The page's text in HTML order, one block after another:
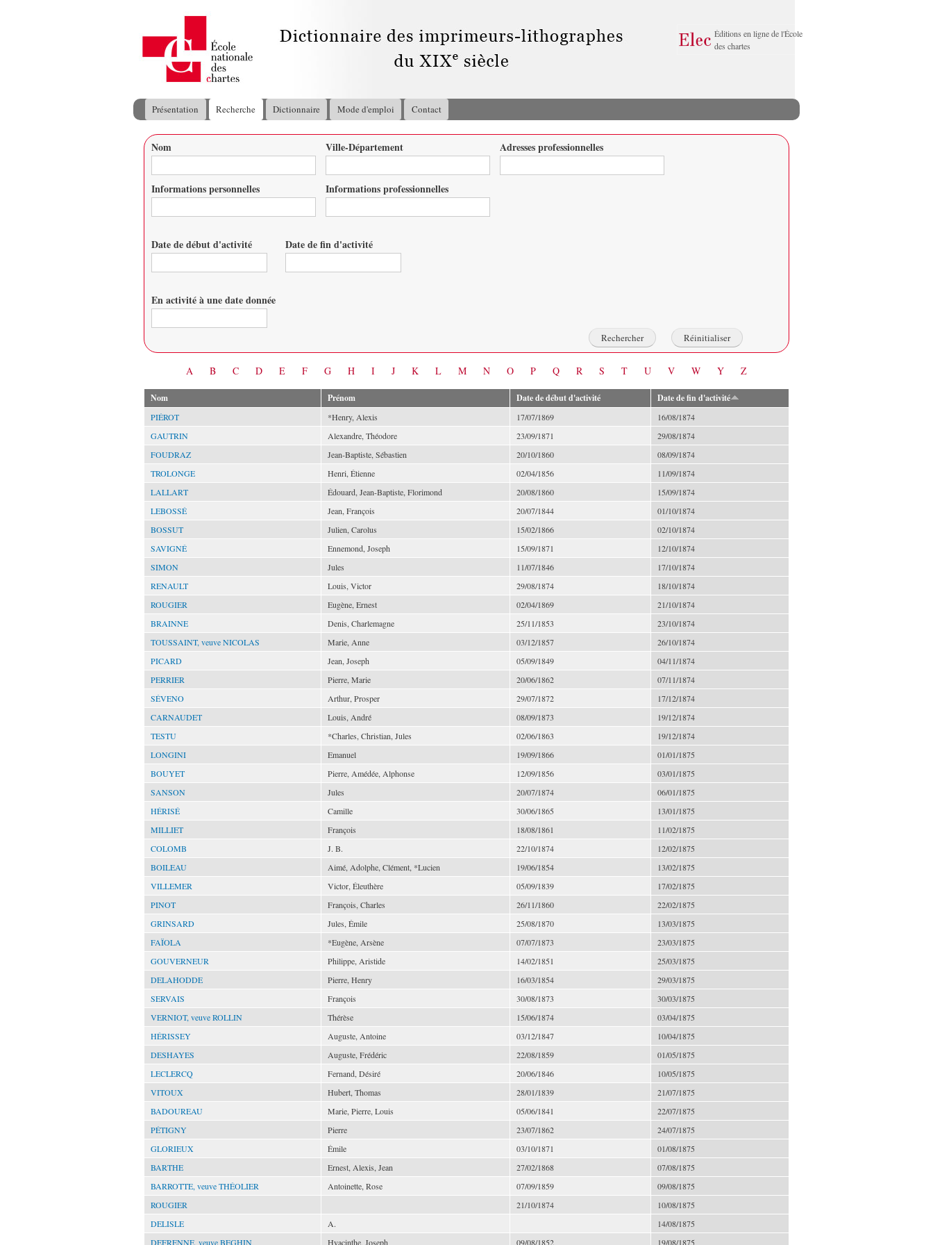
principal
Éditions en ligne de l'École
des chartes
Menu principal
Présentation Recherche Dictionnaire Mode d'emploi Contact
Vous êtes ici
Nom Ville-Département Adresses professionnelles
Informations personnelles Informations professionnelles
Date de début d'activité Date de fin d'activité
En activité à une date donnée
A B C D E F G H I J K L M N O P Q R S T U V W Y Z
Nom Prénom Date de début d'activité Date de fin d'activité
PIÉROT *Henry, Alexis 17/07/1869
16/08/1874
GAUTRIN
Alexandre, Théodore 23/09/1871
29/08/1874
FOUDRAZ
Jean-Baptiste, Sébastien 20/10/1860
08/09/1874
TROLONGE
Henri, Étienne 02/04/1856
11/09/1874
LALLART
Édouard, Jean-Baptiste, Florimond 20/08/1860
15/09/1874
LEBOSSÉ
Jean, François 20/07/1844
01/10/1874
BOSSUT
Julien, Carolus 15/02/1866
02/10/1874
SAVIGNÉ
Ennemond, Joseph 15/09/1871
12/10/1874
SIMON
Jules 11/07/1846
17/10/1874
RENAULT
Louis, Victor 29/08/1874
18/10/1874
ROUGIER
Eugène, Ernest 02/04/1869
21/10/1874
BRAINNE
Denis, Charlemagne 25/11/1853
23/10/1874
TOUSSAINT, veuve NICOLAS
Marie, Anne 03/12/1857
26/10/1874
PICARD
Jean, Joseph 05/09/1849
04/11/1874
PERRIER
Pierre, Marie 20/06/1862
07/11/1874
SÉVENO
Arthur, Prosper 29/07/1872
17/12/1874
CARNAUDET
Louis, André 08/09/1873
19/12/1874
TESTU
*Charles, Christian, Jules 02/06/1863
19/12/1874
LONGINI
Emanuel 19/09/1866
01/01/1875
BOUYET
Pierre, Amédée, Alphonse 12/09/1856
03/01/1875
SANSON
Jules 20/07/1874
06/01/1875
HÉRISÉ
Camille 30/06/1865
13/01/1875
MILLIET
François 18/08/1861
11/02/1875
COLOMB
J. B. 22/10/1874
12/02/1875
BOILEAU
Aimé, Adolphe, Clément, *Lucien 19/06/1854
13/02/1875
VILLEMER
Victor, Éleuthère 05/09/1839
17/02/1875
PINOT
François, Charles 26/11/1860
22/02/1875
GRINSARD
Jules, Émile 25/08/1870
13/03/1875
FAÏOLA
*Eugène, Arsène 07/07/1873
23/03/1875
GOUVERNEUR
Philippe, Aristide 14/02/1851
25/03/1875
DELAHODDE
Pierre, Henry 16/03/1854
29/03/1875
SERVAIS
François 30/08/1873
30/03/1875
VERNIOT, veuve ROLLIN
Thérèse 15/06/1874
03/04/1875
HÉRISSEY
Auguste, Antoine 03/12/1847
10/04/1875
DESHAYES
Auguste, Frédéric 22/08/1859
01/05/1875
LECLERCQ
Fernand, Désiré 20/06/1846
10/05/1875
VITOUX
Hubert, Thomas 28/01/1839
21/07/1875
BADOUREAU
Marie, Pierre, Louis 05/06/1841
22/07/1875
PÉTIGNY
Pierre 23/07/1862
24/07/1875
GLORIEUX
Émile 03/10/1871
01/08/1875
BARTHE
Ernest, Alexis, Jean 27/02/1868
07/08/1875
BARROTTE, veuve THÉOLIER
Antoinette, Rose 07/09/1859
09/08/1875
ROUGIER
21/10/1874
10/08/1875
DELISLE
A.
14/08/1875
DEFRENNE, veuve BEGHIN
Hyacinthe, Joseph 09/08/1852 19/08/1875